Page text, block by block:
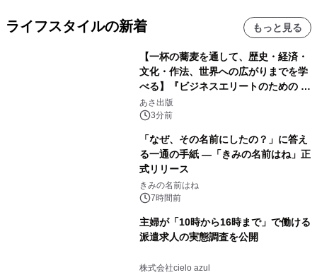
ライフスタイルの新着 もっと見る
【一杯の蕎麦を通して、歴史・経済・
文化・作法、世界への広がりまでを学
べる】『ビジネスエリートのための 教
養としての蕎麦』2026年8月25日
（火）発売
あさ出版
3分前
「なぜ、その名前にしたの？」に答え
る一通の手紙 ―「きみの名前はね」正
式リリース
きみの名前はね
7時間前
主婦が「10時から16時まで」で働ける
派遣求人の実態調査を公開
株式会社cielo azul